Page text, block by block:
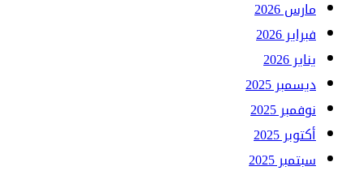
مارس 2026
فبراير 2026
يناير 2026
ديسمبر 2025
نوفمبر 2025
أكتوبر 2025
سبتمبر 2025